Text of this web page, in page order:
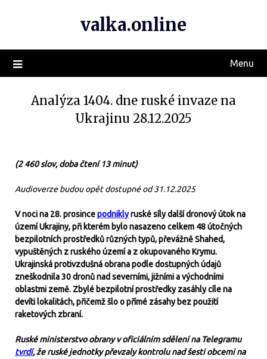
valka.online
Menu
Analýza 1404. dne ruské invaze na
Ukrajinu 28.12.2025
(2 460 slov, doba čtení 13 minut)
Audioverze budou opět dostupné od 31.12.2025
V noci na 28. prosincepodniklyruské síly další dronový útok na
území Ukrajiny, při kterém bylo nasazeno celkem 48 útočných
bezpilotních prostředků různých typů, převážně Shahed,
vypuštěných z ruského území a z okupovaného Krymu.
Ukrajinská protivzdušná obrana podle dostupných údajů
zneškodnila 30 dronů nad severními, jižními a východními
oblastmi země. Zbylé bezpilotní prostředky zasáhly cíle na
devíti lokalitách, přičemž šlo o přímé zásahy bez použití
raketových zbraní.
Ruské ministerstvo obrany v oficiálním sdělení na Telegramu
tvrdí, že ruské jednotky převzaly kontrolu nad šesti obcemi na